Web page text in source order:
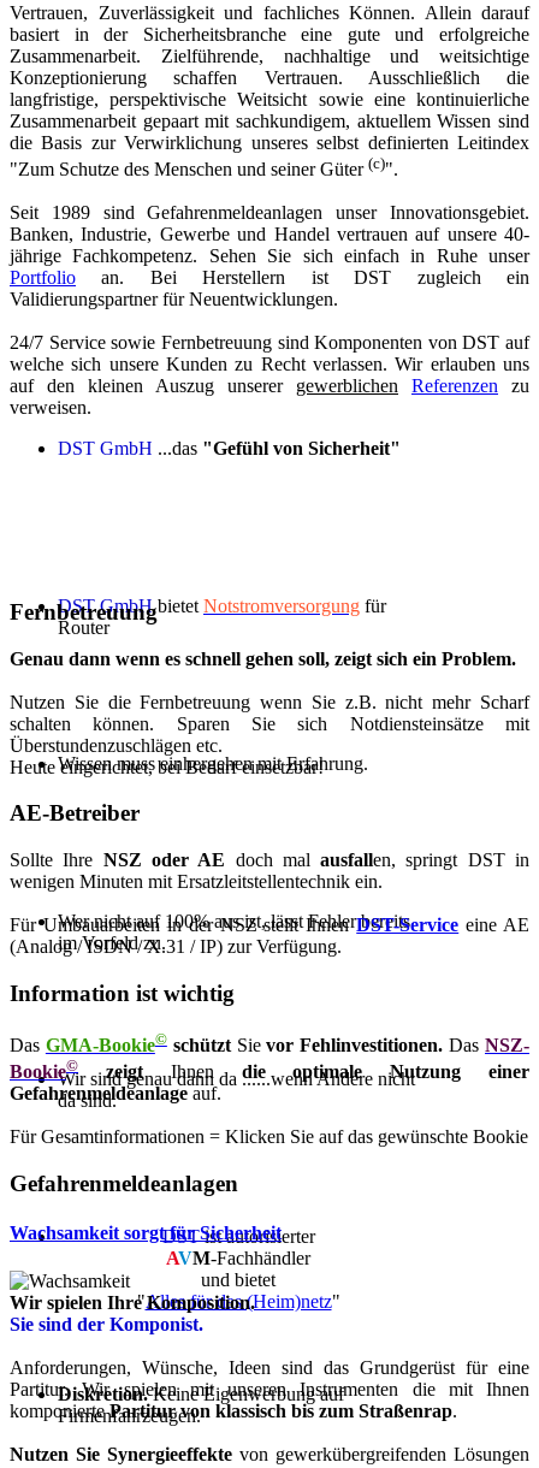
Vertrauen, Zuverlässigkeit und fachliches Können. Allein darauf
basiert in der Sicherheitsbranche eine gute und erfolgreiche
Zusammenarbeit. Zielführende, nachhaltige und weitsichtige
Konzeptionierung schaffen Vertrauen. Ausschließlich die
langfristige, perspektivische Weitsicht sowie eine kontinuierliche
Zusammenarbeit gepaart mit sachkundigem, aktuellem Wissen sind
die Basis zur Verwirklichung unseres selbst definierten Leitindex
"Zum Schutze des Menschen und seiner Güter (c)".
Seit 1989 sind Gefahrenmeldeanlagen unser Innovationsgebiet.
Banken, Industrie, Gewerbe und Handel vertrauen auf unsere 40-
jährige Fachkompetenz. Sehen Sie sich einfach in Ruhe unser
Portfolio an. Bei Herstellern ist DST zugleich ein
Validierungspartner für Neuentwicklungen.
24/7 Service sowie Fernbetreuung sind Komponenten von DST auf
welche sich unsere Kunden zu Recht verlassen. Wir erlauben uns
auf den kleinen Auszug unserer gewerblichen Referenzen zu
verweisen.
DST GmbH ...das "Gefühl von Sicherheit"
DST GmbHbietet Notstromversorgung für
Router
Wissen muss einhergehen mit Erfahrung.
Wer nicht auf 100% aus ist, lässt Fehler bereits
im Vorfeld zu.
Wir sind genau dann da ......wenn Andere nicht
da sind.
DSTist autorisierter
AVM-Fachhändler
und bietet
"Alles für das (Heim)netz"
Diskretion.Keine Eigenwerbung auf
Firmenfahrzeugen.
Fernbetreuung
Genau dann wenn es schnell gehen soll, zeigt sich ein Problem.
Nutzen Sie die Fernbetreuung wenn Sie z.B. nicht mehr Scharf
schalten können. Sparen Sie sich Notdiensteinsätze mit
Überstundenzuschlägen etc.
Heute eingerichtet, bei Bedarf einsetzbar!
AE-Betreiber
Sollte Ihre NSZ oder AE doch malausfallen, springt DST in
wenigen Minuten mit Ersatzleitstellentechnik ein.
Für Umbauarbeiten in der NSZ stellt IhnenDST-Service eine AE
(Analog / ISDN / X.31 / IP) zur Verfügung.
Information ist wichtig
Das GMA-Bookie© schütztSievor Fehlinvestitionen.DasNSZ-
Bookie© zeigtIhnen die optimale Nutzung einer
Gefahrenmeldeanlage auf.
Für Gesamtinformationen = Klicken Sie auf das gewünschte Bookie
Gefahrenmeldeanlagen
Wachsamkeit sorgt für Sicherheit
Wir spielen Ihre Komposition.
Sie sind der Komponist.
Anforderungen, Wünsche, Ideen sind das Grundgerüst für eine
Partitur. Wir spielen mit unseren Instrumenten die mit Ihnen
komponiertePartitur von klassisch bis zum Straßenrap.
Nutzen Sie Synergieeffekte von gewerkübergreifenden Lösungen